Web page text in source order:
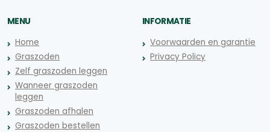
MENU
Home
Graszoden
Zelf graszoden leggen
Wanneer graszoden
leggen
Graszoden afhalen
Graszoden bestellen
INFORMATIE
Voorwaarden en garantie
Privacy Policy